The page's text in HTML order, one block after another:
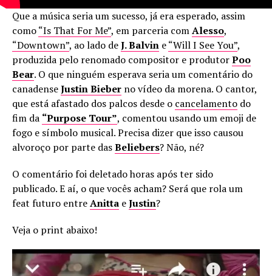
Que a música seria um sucesso, já era esperado, assim
como“Is That For Me”, em parceria comAlesso,
“Downtown”, ao lado deJ. Balvin e“Will I See You”,
produzida pelo renomado compositor e produtorPoo
Bear. O que ninguém esperava seria um comentário do
canadenseJustin Bieber no vídeo da morena. O cantor,
que está afastado dos palcos desde o cancelamento do
fim da “Purpose Tour”, comentou usando um emoji de
fogo e símbolo musical. Precisa dizer que isso causou
alvoroço por parte dasBeliebers? Não, né?
O comentário foi deletado horas após ter sido
publicado. E aí, o que vocês acham? Será que rola um
feat futuro entreAnitta eJustin?
Veja o print abaixo!